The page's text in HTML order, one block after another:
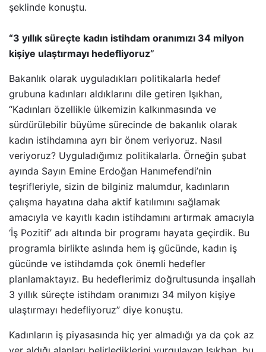
şeklinde konuştu.
“3 yıllık süreçte kadın istihdam oranımızı 34 milyon
kişiye ulaştırmayı hedefliyoruz”
Bakanlık olarak uyguladıkları politikalarla hedef
grubuna kadınları aldıklarını dile getiren Işıkhan,
“Kadınları özellikle ülkemizin kalkınmasında ve
sürdürülebilir büyüme sürecinde de bakanlık olarak
kadın istihdamına ayrı bir önem veriyoruz. Nasıl
veriyoruz? Uyguladığımız politikalarla. Örneğin şubat
ayında Sayın Emine Erdoğan Hanımefendi’nin
teşrifleriyle, sizin de bilginiz malumdur, kadınların
çalışma hayatına daha aktif katılımını sağlamak
amacıyla ve kayıtlı kadın istihdamını artırmak amacıyla
‘İş Pozitif’ adı altında bir programı hayata geçirdik. Bu
programla birlikte aslında hem iş gücünde, kadın iş
gücünde ve istihdamda çok önemli hedefler
planlamaktayız. Bu hedeflerimiz doğrultusunda inşallah
3 yıllık süreçte istihdam oranımızı 34 milyon kişiye
ulaştırmayı hedefliyoruz” diye konuştu.
Kadınların iş piyasasında hiç yer almadığı ya da çok az